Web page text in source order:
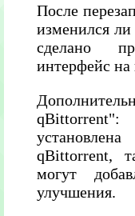
После
изменился
сделано
интерфейс
qBittorrent,
могут
улучшения.